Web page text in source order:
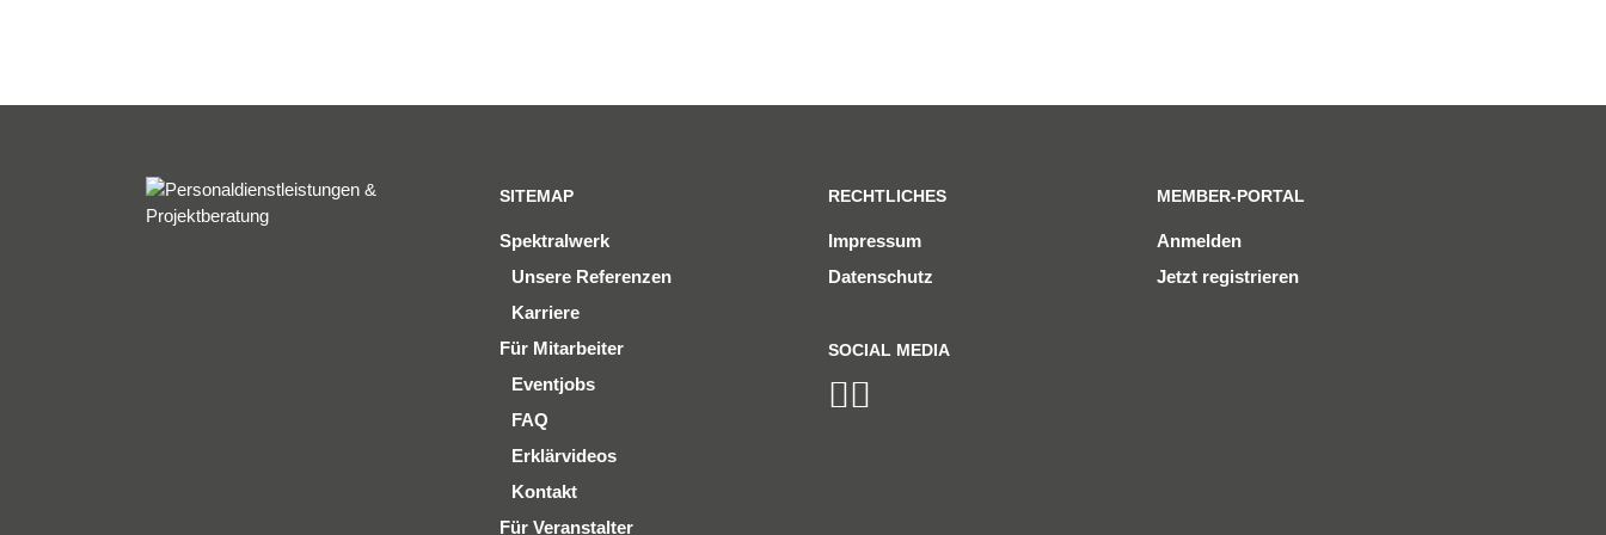
SITEMAP
Spektralwerk
Unsere Referenzen
Karriere
Für Mitarbeiter
Eventjobs
FAQ
Erklärvideos
Kontakt
Für Veranstalter
RECHTLICHES
Impressum
Datenschutz
SOCIAL MEDIA
MEMBER-PORTAL
Anmelden
Jetzt registrieren